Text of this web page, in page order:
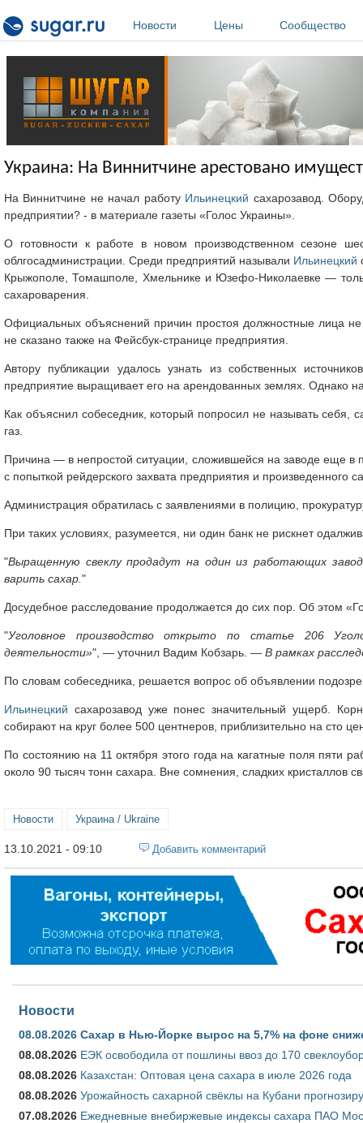
Новости
Цены Сообщество
Украина: На Виннитчине арестовано
На Виннитчине не начал работу Ильинецкий сахарозавод.
предприятии? - в материале газеты «Голос Украины».
О готовности к работе в новом производственном сезоне
облгосадминистрации. Среди предприятий называли Ильинецкий
Крыжополе, Томашполе, Хмельнике и Юзефо-Николаевке —
сахароварения.
Официальных объяснений причин простоя должностные лица
не сказано также на Фейсбук-странице предприятия.
Автору публикации удалось узнать из собственных
предприятие выращивает его на арендованных землях. Однако
Как объяснил собеседник, который попросил не называть себя,
газ.
Причина — в непростой ситуации, сложившейся на заводе еще в
с попыткой рейдерского захвата предприятия и произведенного
Администрация обратилась с заявлениями в полицию,
При таких условиях, разумеется, ни один банк не рискнет
"Выращенную свеклу продадут на один из работающих
варить сахар. "
Досудебное расследование продолжается до сих пор. Об этом
"Уголовное производство открыто по статье 206
деятельности»", — уточнил Вадим Кобзарь. — В рамках
По словам собеседника, решается вопрос об объявлении
Ильинецкий сахарозавод уже понес значительный ущерб.
собирают на круг более 500 центнеров, приблизительно на сто
По состоянию на 11 октября этого года на кагатные поля пяти
около 90 тысяч тонн сахара. Вне сомнения, сладких кристаллов
Новости Украина / Ukraine
13.10.2021 - 09:10 Добавить комментарий
Новости
08.08.2026 Сахар в Нью-Йорке вырос на 5,7% на фоне
08.08.2026 ЕЭК освободила от пошлины ввоз до 170
08.08.2026 Казахстан: Оптовая цена сахара в июле 2026 года
08.08.2026 Урожайность сахарной свёклы на Кубани
07.08.2026 Ежедневные внебиржевые индексы сахара ПАО